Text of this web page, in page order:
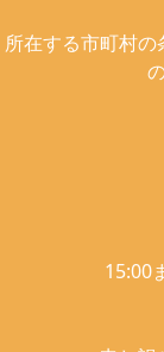
在する市町村
15:00